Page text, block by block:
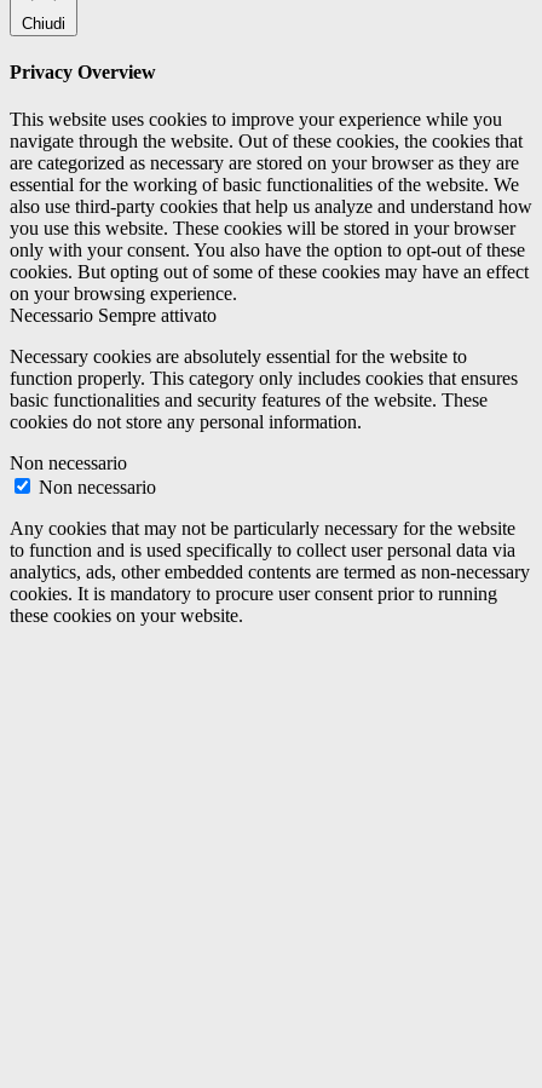
Chiudi
Privacy Overview
This website uses cookies to improve your experience while you
navigate through the website. Out of these cookies, the cookies that
are categorized as necessary are stored on your browser as they are
essential for the working of basic functionalities of the website. We
also use third-party cookies that help us analyze and understand how
you use this website. These cookies will be stored in your browser
only with your consent. You also have the option to opt-out of these
cookies. But opting out of some of these cookies may have an effect
on your browsing experience.
Necessario Sempre attivato
Necessary cookies are absolutely essential for the website to
function properly. This category only includes cookies that ensures
basic functionalities and security features of the website. These
cookies do not store any personal information.
Non necessario
Non necessario
Any cookies that may not be particularly necessary for the website
to function and is used specifically to collect user personal data via
analytics, ads, other embedded contents are termed as non-necessary
cookies. It is mandatory to procure user consent prior to running
these cookies on your website.